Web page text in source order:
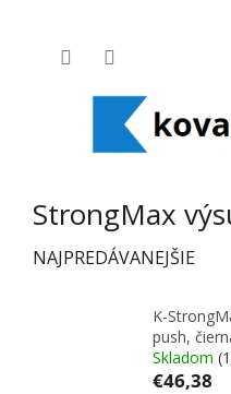
StrongMax
NAJPREDÁVANEJŠIE
K-
push,
Skladom
€46,38